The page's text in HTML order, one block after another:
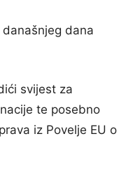
dana
svijest za
te posebno
iz Povelje EU o